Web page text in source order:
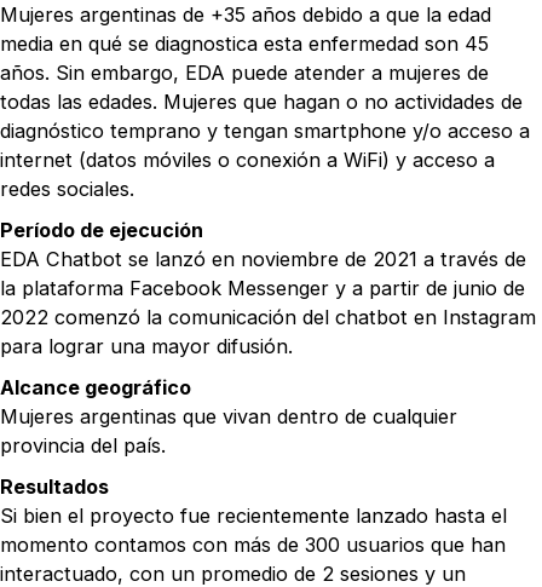
Mujeres argentinas de +35 años debido a que la edad
media en qué se diagnostica esta enfermedad son 45
años. Sin embargo, EDA puede atender a mujeres de
todas las edades. Mujeres que hagan o no actividades de
diagnóstico temprano y tengan smartphone y/o acceso a
internet (datos móviles o conexión a WiFi) y acceso a
redes sociales.
Período de ejecución
EDA Chatbot se lanzó en noviembre de 2021 a través de
la plataforma Facebook Messenger y a partir de junio de
2022 comenzó la comunicación del chatbot en Instagram
para lograr una mayor difusión.
Alcance geográfico
Mujeres argentinas que vivan dentro de cualquier
provincia del país.
Resultados
Si bien el proyecto fue recientemente lanzado hasta el
momento contamos con más de 300 usuarios que han
interactuado, con un promedio de 2 sesiones y un